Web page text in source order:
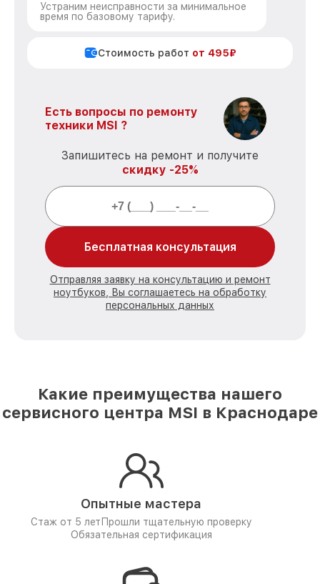
Устраним неисправности за минимальное
время по базовому тарифу.
Стоимость работ от 495₽
Есть вопросы по ремонту
техники MSI ?
Запишитесь на ремонт и получите
скидку -25%
Бесплатная консультация
Отправляя заявку на консультацию и ремонт
ноутбуков, Вы соглашаетесь на обработку
персональных данных
Какие преимущества нашего
сервисного центра MSI в Краснодаре
Опытные мастера
Стаж от 5 лет Прошли тщательную проверку
Обязательная сертификация